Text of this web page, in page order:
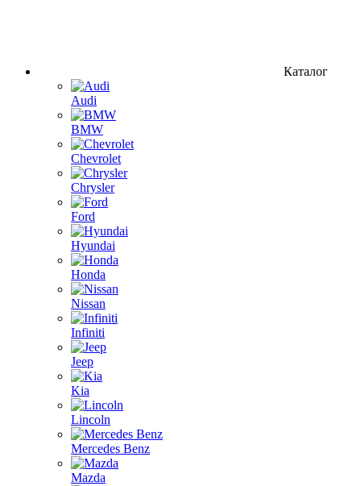
Каталог
Audi
BMW
Chevrolet
Chrysler
Ford
Hyundai
Honda
Nissan
Infiniti
Jeep
Kia
Lincoln
Mercedes Benz
Mazda